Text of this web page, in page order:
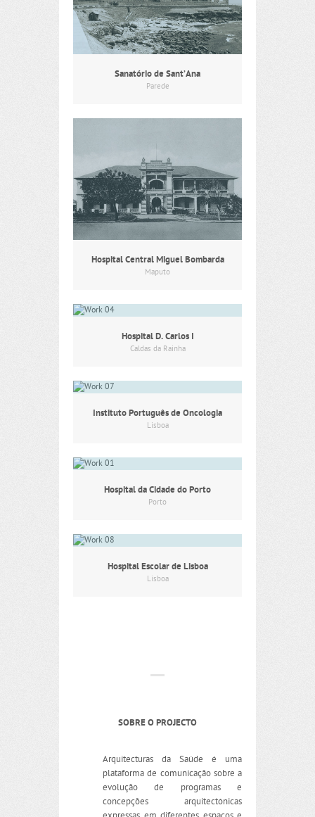
Sanatório de Sant’Ana
Parede
Hospital Central Miguel Bombarda
Maputo
Hospital D. Carlos I
Caldas da Rainha
Instituto Português de Oncologia
Lisboa
Hospital da Cidade do Porto
Porto
Hospital Escolar de Lisboa
Lisboa
SOBRE O PROJECTO
Arquitecturas da Saúde é uma
plataforma de comunicação sobre a
evolução de programas e
concepções arquitectónicas